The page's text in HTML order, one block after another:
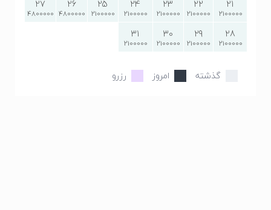
21
2100000
22
2100000
23
2100000
24
2100000
25
2100000
26
4800000
27
4800000
28
2100000
29
2100000
30
2100000
31
2100000
گذشته امروز رزرو